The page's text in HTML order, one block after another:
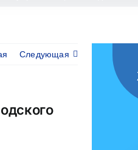
Следующая